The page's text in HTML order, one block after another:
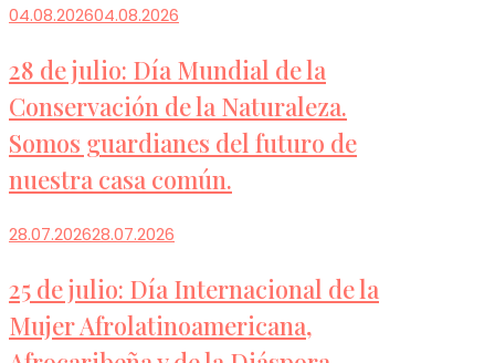
04.08.202604.08.2026
28 de julio: Día Mundial de la
Conservación de la Naturaleza.
Somos guardianes del futuro de
nuestra casa común.
28.07.202628.07.2026
25 de julio: Día Internacional de la
Mujer Afrolatinoamericana,